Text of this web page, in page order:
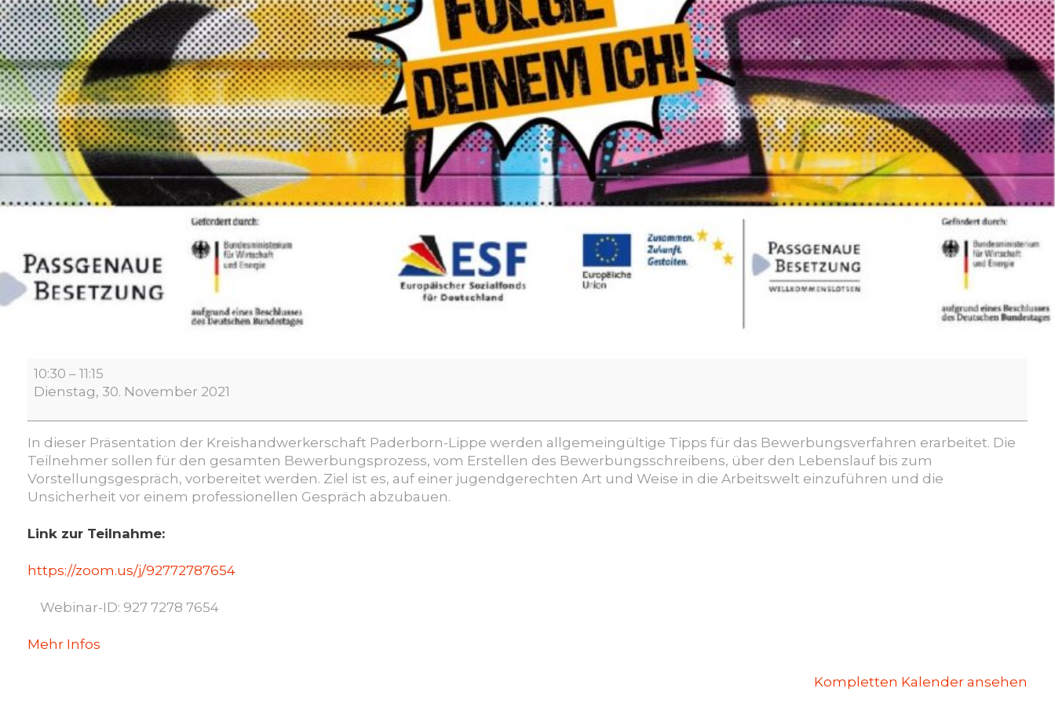
Bewerbungstraining
Online
10:30 – 11:15
Dienstag, 30. November 2021
In dieser Präsentation der Kreishandwerkerschaft Paderborn-Lippe werden allgemeingültige Tipps für das Bewerbungsverfahren erarbeitet. Die
Teilnehmer sollen für den gesamten Bewerbungsprozess, vom Erstellen des Bewerbungsschreibens, über den Lebenslauf bis zum
Vorstellungsgespräch, vorbereitet werden. Ziel ist es, auf einer jugendgerechten Art und Weise in die Arbeitswelt einzuführen und die
Unsicherheit vor einem professionellen Gespräch abzubauen.
Link zur Teilnahme:
https://zoom.us/j/92772787654
Webinar-ID: 927 7278 7654
Mehr Infos
Kompletten Kalender ansehen